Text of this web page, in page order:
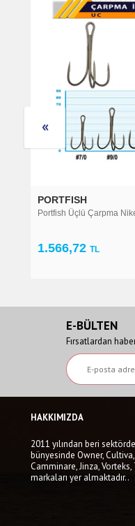
OWNER
OWNER 5641 ST-41 BC
509,34TL
E-BÜLTEN
Fırsatlardan
HAKKIMIZDA
2011 yılından beri
bünyesinde Owner,
Camminare, Jinza, Vorteks,
markaları yer almaktadır..